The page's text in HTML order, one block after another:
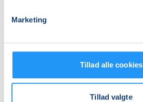
Marketing
Tillad alle cookies
Tillad valgte
Relaterede hold